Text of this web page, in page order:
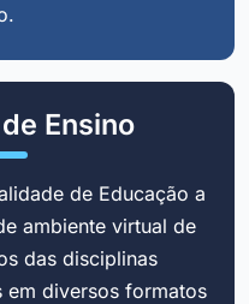
Ensino
de Educação a
ambiente virtual de
das disciplinas
diversos formatos